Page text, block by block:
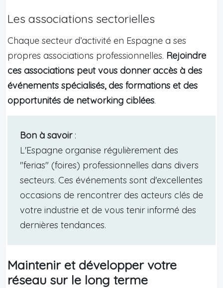
Les associations sectorielles
Chaque secteur d’activité en Espagne a ses
propres associations professionnelles. Rejoindre
ces associations peut vous donner accès à des
événements spécialisés, des formations et des
opportunités de networking ciblées.
Bon à savoir:
L'Espagne organise régulièrement des
"ferias" (foires) professionnelles dans divers
secteurs. Ces événements sont d'excellentes
occasions de rencontrer des acteurs clés de
votre industrie et de vous tenir informé des
dernières tendances.
Maintenir et développer votre
réseau sur le long terme